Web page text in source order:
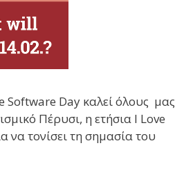
Day καλεί όλους μας
Πέρυσι, η ετήσια Ι Love
να τονίσει τη σημασία του